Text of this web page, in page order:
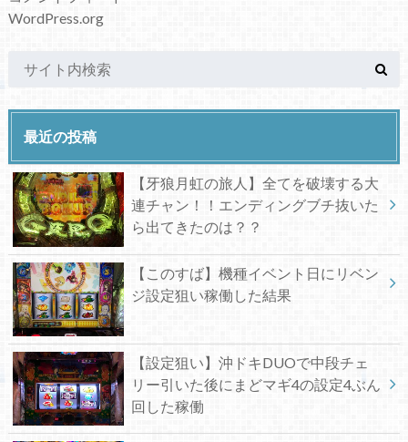
WordPress.org
最近の投稿
【牙狼月虹の旅人】全てを破壊する大
連チャン！！エンディングブチ抜いた
ら出てきたのは？？
【このすば】機種イベント日にリベン
ジ設定狙い稼働した結果
【設定狙い】沖ドキDUOで中段チェ
リー引いた後にまどマギ4の設定4ぶん
回した稼働